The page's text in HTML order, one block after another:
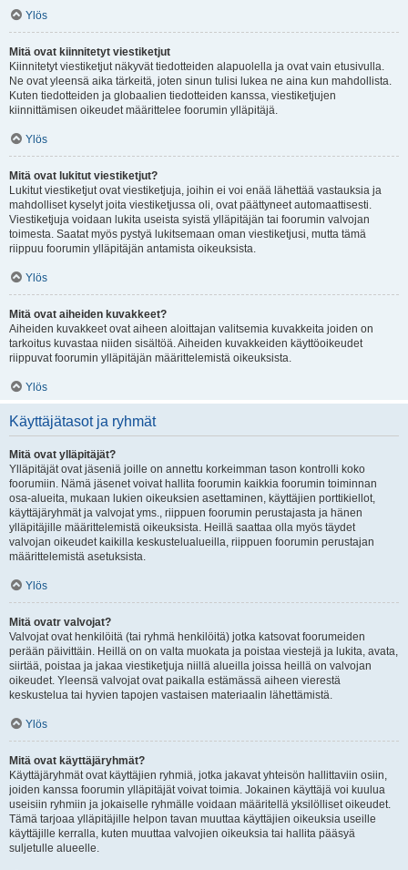
Ylös
Mitä ovat kiinnitetyt viestiketjut
Kiinnitetyt viestiketjut näkyvät tiedotteiden alapuolella ja ovat vain etusivulla.
Ne ovat yleensä aika tärkeitä, joten sinun tulisi lukea ne aina kun mahdollista.
Kuten tiedotteiden ja globaalien tiedotteiden kanssa, viestiketjujen
kiinnittämisen oikeudet määrittelee foorumin ylläpitäjä.
Ylös
Mitä ovat lukitut viestiketjut?
Lukitut viestiketjut ovat viestiketjuja, joihin ei voi enää lähettää vastauksia ja
mahdolliset kyselyt joita viestiketjussa oli, ovat päättyneet automaattisesti.
Viestiketjuja voidaan lukita useista syistä ylläpitäjän tai foorumin valvojan
toimesta. Saatat myös pystyä lukitsemaan oman viestiketjusi, mutta tämä
riippuu foorumin ylläpitäjän antamista oikeuksista.
Ylös
Mitä ovat aiheiden kuvakkeet?
Aiheiden kuvakkeet ovat aiheen aloittajan valitsemia kuvakkeita joiden on
tarkoitus kuvastaa niiden sisältöä. Aiheiden kuvakkeiden käyttöoikeudet
riippuvat foorumin ylläpitäjän määrittelemistä oikeuksista.
Ylös
Käyttäjätasot ja ryhmät
Mitä ovat ylläpitäjät?
Ylläpitäjät ovat jäseniä joille on annettu korkeimman tason kontrolli koko
foorumiin. Nämä jäsenet voivat hallita foorumin kaikkia foorumin toiminnan
osa-alueita, mukaan lukien oikeuksien asettaminen, käyttäjien porttikiellot,
käyttäjäryhmät ja valvojat yms., riippuen foorumin perustajasta ja hänen
ylläpitäjille määrittelemistä oikeuksista. Heillä saattaa olla myös täydet
valvojan oikeudet kaikilla keskustelualueilla, riippuen foorumin perustajan
määrittelemistä asetuksista.
Ylös
Mitä ovatr valvojat?
Valvojat ovat henkilöitä (tai ryhmä henkilöitä) jotka katsovat foorumeiden
perään päivittäin. Heillä on on valta muokata ja poistaa viestejä ja lukita, avata,
siirtää, poistaa ja jakaa viestiketjuja niillä alueilla joissa heillä on valvojan
oikeudet. Yleensä valvojat ovat paikalla estämässä aiheen vierestä
keskustelua tai hyvien tapojen vastaisen materiaalin lähettämistä.
Ylös
Mitä ovat käyttäjäryhmät?
Käyttäjäryhmät ovat käyttäjien ryhmiä, jotka jakavat yhteisön hallittaviin osiin,
joiden kanssa foorumin ylläpitäjät voivat toimia. Jokainen käyttäjä voi kuulua
useisiin ryhmiin ja jokaiselle ryhmälle voidaan määritellä yksilölliset oikeudet.
Tämä tarjoaa ylläpitäjille helpon tavan muuttaa käyttäjien oikeuksia useille
käyttäjille kerralla, kuten muuttaa valvojien oikeuksia tai hallita pääsyä
suljetulle alueelle.